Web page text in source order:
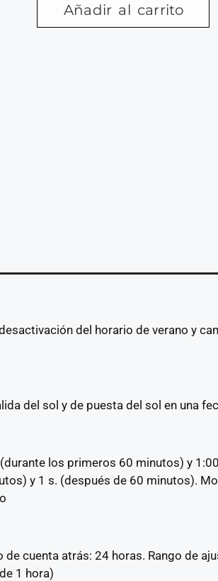
Añadir al carrito
del horario de verano y
del sol y de puesta del sol en una
los primeros 60 minutos) y
y 1 s. (después de 60 minutos).
cuenta atrás: 24 horas. Rango de
1 hora)